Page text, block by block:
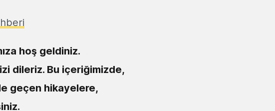
hoş geldiniz.
dileriz. Bu içeriğimizde,
geçen hikayelere,